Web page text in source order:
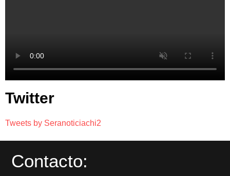
Twitter
Tweets by Seranoticiachi2
Contacto: